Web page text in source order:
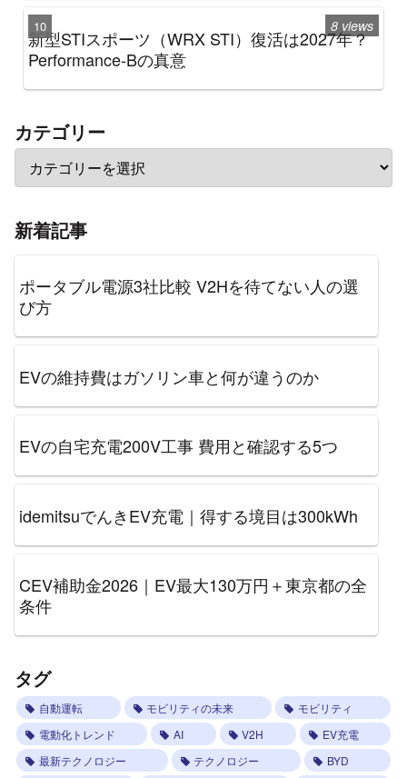
新型STIスポーツ（WRX STI）復活は2027年？
Performance-Bの真意
8 views
カテゴリー
新着記事
ポータブル電源3社比較 V2Hを待てない人の選
び方
EVの維持費はガソリン車と何が違うのか
EVの自宅充電200V工事 費用と確認する5つ
idemitsuでんきEV充電｜得する境目は300kWh
CEV補助金2026｜EV最大130万円＋東京都の全
条件
タグ
自動運転 モビリティの未来
モビリティ
電動化トレンド
AI V2H
EV充電
最新テクノロジー
テクノロジー
BYD